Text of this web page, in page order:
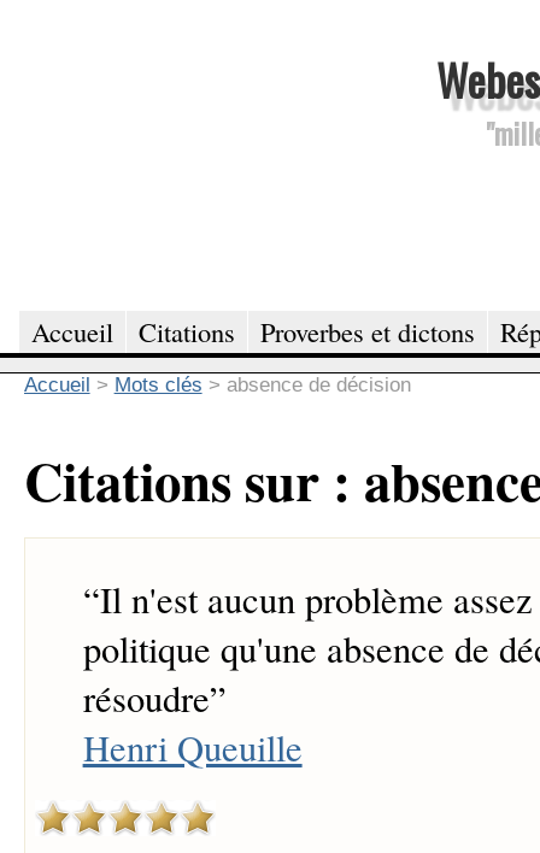
Accueil Citations Proverbes et dictons
Accueil > Mots clés > absence de décision
Citations sur :
“Il n'est aucun problème
politique qu'une absence de
résoudre”
Henri Queuille